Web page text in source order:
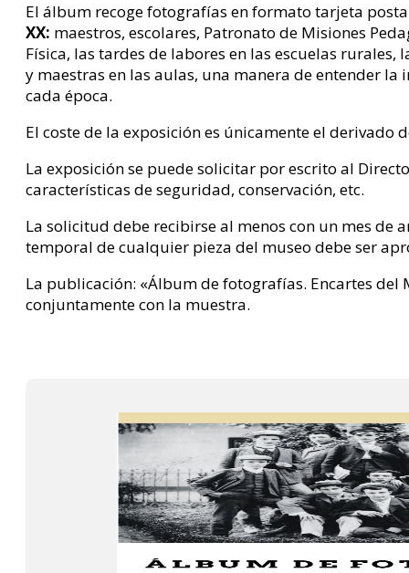
El álbum recoge fotografías en formato tarjeta
XX: maestros, escolares, Patronato de Misiones
Física, las tardes de labores en las escuelas
y maestras en las aulas, una manera de entender
cada época.
El coste de la exposición es únicamente el derivado
La exposición se puede solicitar por escrito al
características de seguridad, conservación, etc.
La solicitud debe recibirse al menos con un mes de
temporal de cualquier pieza del museo debe ser
La publicación: «Álbum de fotografías. Encartes del
conjuntamente con la muestra.